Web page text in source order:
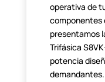
operativa de
componentes
presentamos
Trifásica
potencia